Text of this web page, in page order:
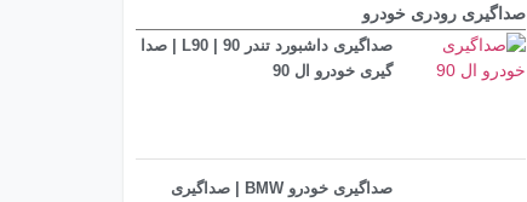
صداگیری رودری خودرو
صداگیری داشبورد تندر 90 | L90 | صدا
گیری خودرو ال 90
صداگیری خودرو BMW | صداگیری